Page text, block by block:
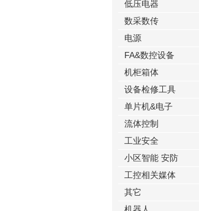
低压电器
数采数传
电源
FA&数控设备
机柜箱体
设备检修工具
单片机&电子
流体控制
工业安全
小区智能 安防
工控相关媒体
其它